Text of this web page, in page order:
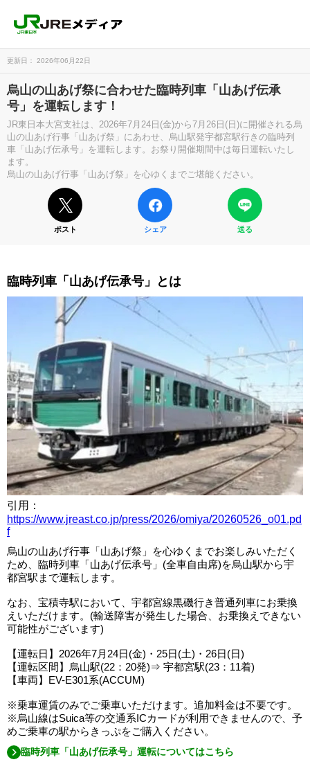
更新日： 2026年06月22日
烏山の山あげ祭に合わせた臨時列車「山あげ伝承
号」を運転します！
JR東日本大宮支社は、2026年7月24日(金)から7月26日(日)に開催される烏
山の山あげ行事「山あげ祭」にあわせ、烏山駅発宇都宮駅行きの臨時列
車「山あげ伝承号」を運転します。お祭り開催期間中は毎日運転いたし
ます。
烏山の山あげ行事「山あげ祭」を心ゆくまでご堪能ください。
ポスト シェア 送る
臨時列車「山あげ伝承号」とは
引用：
https://www.jreast.co.jp/press/2026/omiya/20260526_o01.pd
f
烏山の山あげ行事「山あげ祭」を心ゆくまでお楽しみいただく
ため、臨時列車「山あげ伝承号」(全車自由席)を烏山駅から宇
都宮駅まで運転します。
なお、宝積寺駅において、宇都宮線黒磯行き普通列車にお乗換
えいただけます。(輸送障害が発生した場合、お乗換えできない
可能性がございます)
【運転日】2026年7月24日(金)・25日(土)・26日(日)
【運転区間】烏山駅(22：20発)⇒ 宇都宮駅(23：11着)
【車両】EV-E301系(ACCUM)
※乗車運賃のみでご乗車いただけます。追加料金は不要です。
※烏山線はSuica等の交通系ICカードが利用できませんので、予
めご乗車の駅からきっぷをご購入ください。
臨時列車「山あげ伝承号」運転についてはこちら